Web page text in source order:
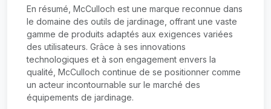
En résumé, McCulloch est une marque reconnue dans
le domaine des outils de jardinage, offrant une vaste
gamme de produits adaptés aux exigences variées
des utilisateurs. Grâce à ses innovations
technologiques et à son engagement envers la
qualité, McCulloch continue de se positionner comme
un acteur incontournable sur le marché des
équipements de jardinage.